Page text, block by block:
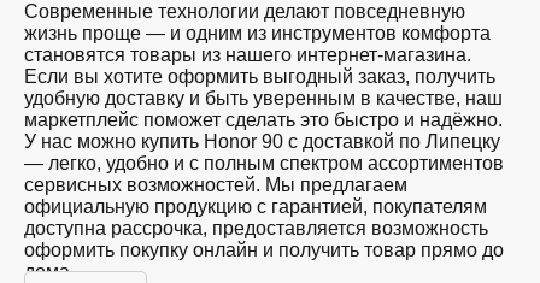
Современные технологии делают повседневную
жизнь проще — и одним из инструментов комфорта
становятся товары из нашего интернет-магазина.
Если вы хотите оформить выгодный заказ, получить
удобную доставку и быть уверенным в качестве, наш
маркетплейс поможет сделать это быстро и надёжно.
У нас можно купить Honor 90 с доставкой по Липецку
— легко, удобно и с полным спектром ассортиментов
сервисных возможностей. Мы предлагаем
официальную продукцию с гарантией, покупателям
доступна рассрочка, предоставляется возможность
оформить покупку онлайн и получить товар прямо до
дома.